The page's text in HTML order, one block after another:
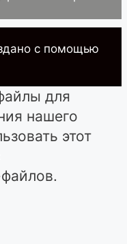
с помощью
для
нашего
этот